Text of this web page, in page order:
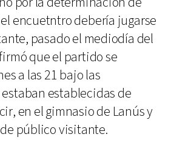
encuetntro debería jugarse
pasado el mediodía del
que el partido se
a las 21 bajo las
establecidas de
en el gimnasio de Lanús y
público visitante.